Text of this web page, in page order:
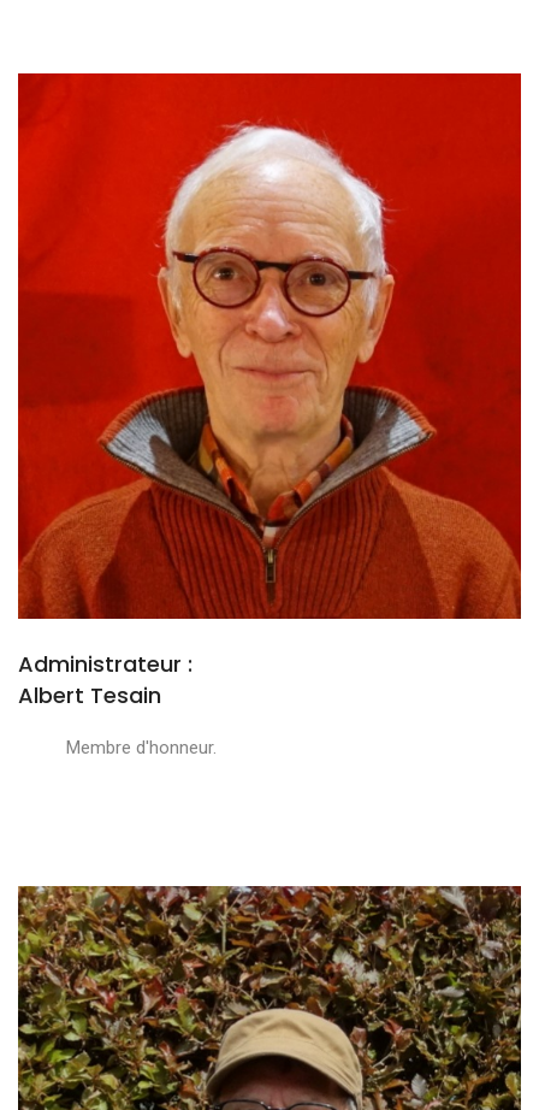
Administrateur :
Albert Tesain
Membre d'honneur.